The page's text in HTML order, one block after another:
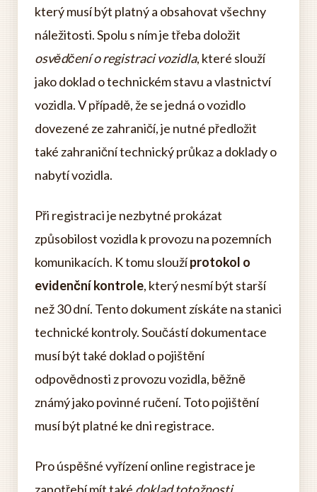
který musí být platný a obsahovat všechny
náležitosti. Spolu s ním je třeba doložit
osvědčení o registraci vozidla, které slouží
jako doklad o technickém stavu a vlastnictví
vozidla. V případě, že se jedná o vozidlo
dovezené ze zahraničí, je nutné předložit
také zahraniční technický průkaz a doklady o
nabytí vozidla.
Při registraci je nezbytné prokázat
způsobilost vozidla k provozu na pozemních
komunikacích. K tomu sloužíprotokol o
evidenční kontrole, který nesmí být starší
než 30 dní. Tento dokument získáte na stanici
technické kontroly. Součástí dokumentace
musí být také doklad o pojištění
odpovědnosti z provozu vozidla, běžně
známý jako povinné ručení. Toto pojištění
musí být platné ke dni registrace.
Pro úspěšné vyřízení online registrace je